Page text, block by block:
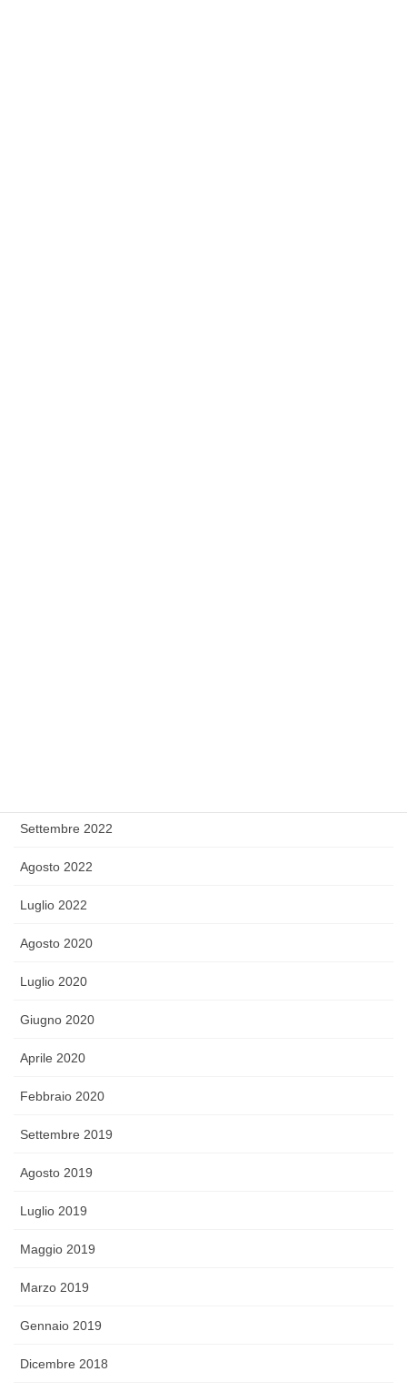
Settembre 2022
Agosto 2022
Luglio 2022
Agosto 2020
Luglio 2020
Giugno 2020
Aprile 2020
Febbraio 2020
Settembre 2019
Agosto 2019
Luglio 2019
Maggio 2019
Marzo 2019
Gennaio 2019
Dicembre 2018